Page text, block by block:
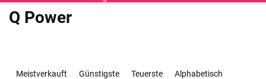
Q Power
Meistverkauft Günstigste Teuerste Alphabetisch